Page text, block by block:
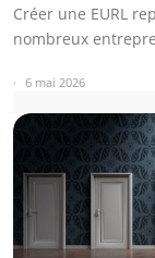
Créer une EURL
nombreux
6 mai 2026